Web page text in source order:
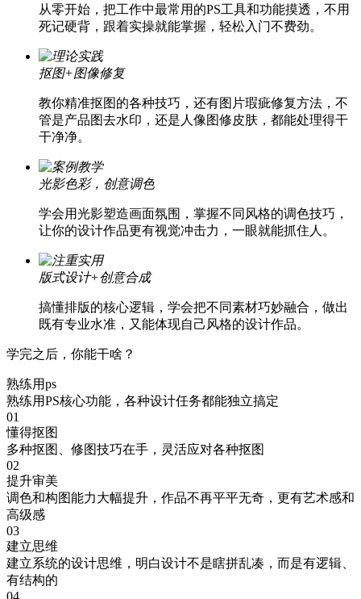
从零开始，把工作中最常用的PS工具和功能摸透，不用
死记硬背，跟着实操就能掌握，轻松入门不费劲。
抠图+图像修复
教你精准抠图的各种技巧，还有图片瑕疵修复方法，不
管是产品图去水印，还是人像图修皮肤，都能处理得干
干净净。
光影色彩，创意调色
学会用光影塑造画面氛围，掌握不同风格的调色技巧，
让你的设计作品更有视觉冲击力，一眼就能抓住人。
版式设计+创意合成
搞懂排版的核心逻辑，学会把不同素材巧妙融合，做出
既有专业水准，又能体现自己风格的设计作品。
学完之后，你能干啥？
熟练用ps
熟练用PS核心功能，各种设计任务都能独立搞定
01
懂得抠图
多种抠图、修图技巧在手，灵活应对各种抠图
02
提升审美
调色和构图能力大幅提升，作品不再平平无奇，更有艺术感和
高级感
03
建立思维
建立系统的设计思维，明白设计不是瞎拼乱凑，而是有逻辑、
有结构的